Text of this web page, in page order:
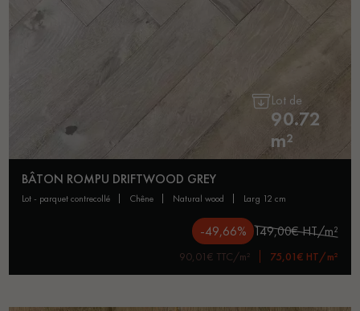
Lot de
90.72
m²
BÂTON ROMPU DRIFTWOOD GREY
lot - parquet contrecollé chêne natural wood larg 12 cm
-49,66% 149,00€ HT/m²
90,01€ TTC/m² 75,01€ HT/m²